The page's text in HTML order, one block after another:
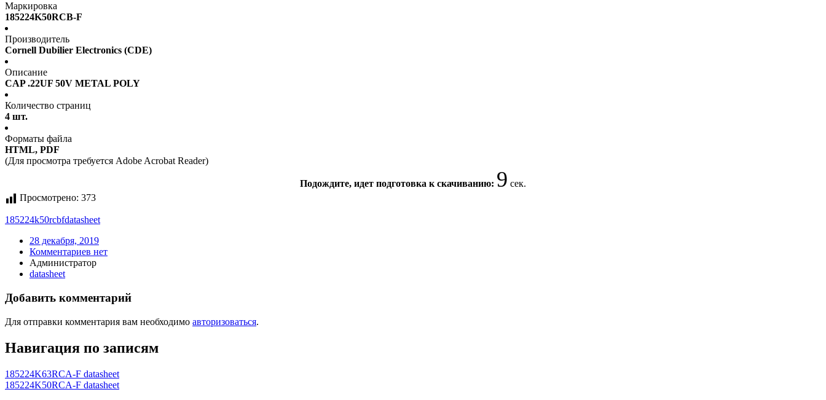
Маркировка
185224K50RCB-F
Производитель
Cornell Dubilier Electronics (CDE)
Описание
CAP .22UF 50V METAL POLY
Количество страниц
4 шт.
Форматы файла
HTML, PDF
(Для просмотра требуется Adobe Acrobat Reader)
Подождите, идет подготовка к скачиванию: 9 сек.
Просмотрено: 373
185224k50rcbfdatasheet
28 декабря, 2019
Комментариев нет
Администратор
datasheet
Добавить комментарий
Для отправки комментария вам необходимо авторизоваться.
Навигация по записям
185224K63RCA-F datasheet
185224K50RCA-F datasheet